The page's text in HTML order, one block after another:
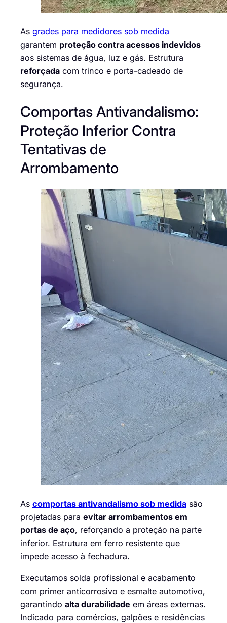
As grades para medidores sob medida
garantem proteção contra acessos indevidos
aos sistemas de água, luz e gás. Estrutura
reforçada com trinco e porta-cadeado de
segurança.
Comportas Antivandalismo:
Proteção Inferior Contra
Tentativas de
Arrombamento
As comportas antivandalismo sob medida são
projetadas para evitar arrombamentos em
portas de aço, reforçando a proteção na parte
inferior. Estrutura em ferro resistente que
impede acesso à fechadura.
Executamos solda profissional e acabamento
com primer anticorrosivo e esmalte automotivo,
garantindo alta durabilidade em áreas externas.
Indicado para comércios, galpões e residências